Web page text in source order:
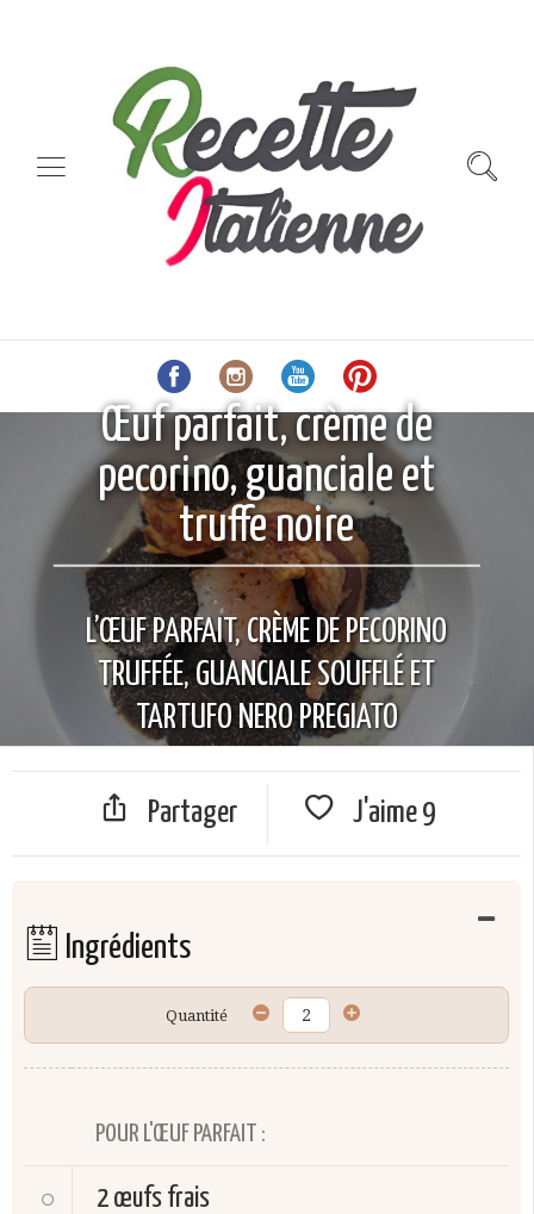
Œuf parfait, crème de
pecorino, guanciale et
truffe noire
L’ŒUF PARFAIT, CRÈME DE PECORINO
TRUFFÉE, GUANCIALE SOUFFLÉ ET
TARTUFO NERO PREGIATO
Partager J'aime9
Ingrédients
Quantité
POUR L'ŒUF PARFAIT :
2 œufs frais